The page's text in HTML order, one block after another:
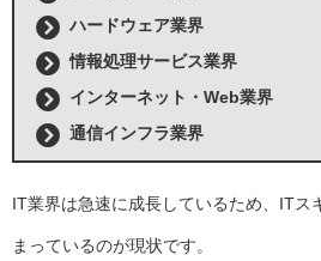
ハードウェア業界
情報処理サービス業界
インターネット・Web業界
通信インフラ業界
IT業界は急速に成長しているため、ITス
まっているのが現状です。